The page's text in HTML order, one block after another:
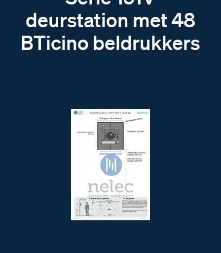
deurstation met 48
BTicino beldrukkers